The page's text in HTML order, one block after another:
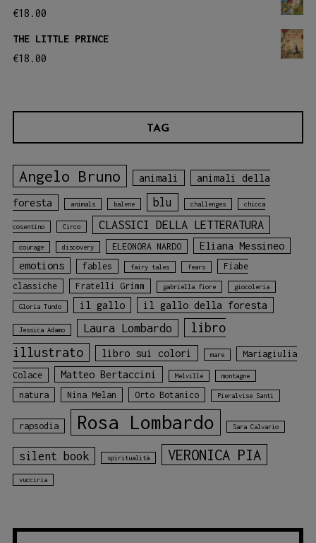
€18.00
THE LITTLE PRINCE
€18.00
TAG
Angelo Bruno animali animali della
foresta animals balene blu challenges chicca
cosentino Circo CLASSICI DELLA LETTERATURA
courage discovery ELEONORA NARDO
Eliana Messineo
emotions
fables fairy tales fears
Fiabe
classiche
Fratelli Grimm gabriella fiore giocoleria
Gloria Tundo il gallo il gallo della foresta
Jessica Adamo Laura Lombardo
libro
illustrato
libro sui colori mare
Mariagiulia
Colace
Matteo Bertaccini Melville montagne
natura Nina Melan Orto Botanico Pieralvise Santi
rapsodia Rosa Lombardo Sara Calvario
silent book spiritualità VERONICA PIA
vucciria